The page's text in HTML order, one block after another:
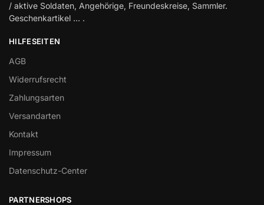
/ aktive Soldaten, Angehörige, Freundeskreise, Sammler.
Geschenkartikel … .
HILFESEITEN
AGB
Widerrufsrecht
Zahlungsarten
Versandarten
Kontakt
Impressum
Datenschutz-Center
PARTNERSHOPS